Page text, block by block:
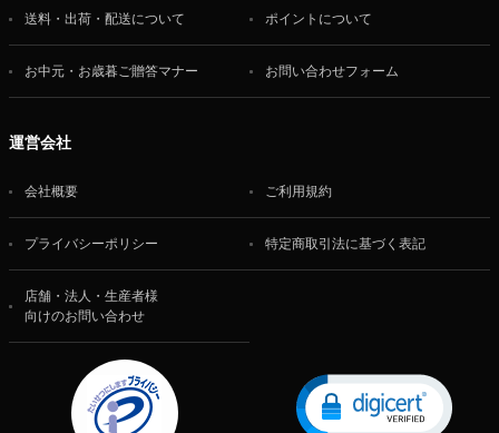
送料・出荷・配送について ポイントについて
お中元・お歳暮ご贈答マナー お問い合わせフォーム
運営会社
会社概要 ご利用規約
プライバシーポリシー 特定商取引法に基づく表記
店舗・法人・生産者様
向けのお問い合わせ